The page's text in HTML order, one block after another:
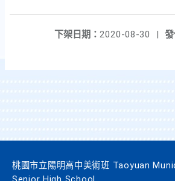
發
下架日期： 2020-08-30
|
桃園市立陽明高中美術班 Taoyuan